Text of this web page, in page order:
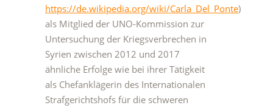
https://de.wikipedia.org/wiki/Carla_Del_Ponte)
als Mitglied der UNO-Kommission zur
Untersuchung der Kriegsverbrechen in
Syrien zwischen 2012 und 2017
ähnliche Erfolge wie bei ihrer Tätigkeit
als Chefanklägerin des Internationalen
Strafgerichtshofs für die schweren